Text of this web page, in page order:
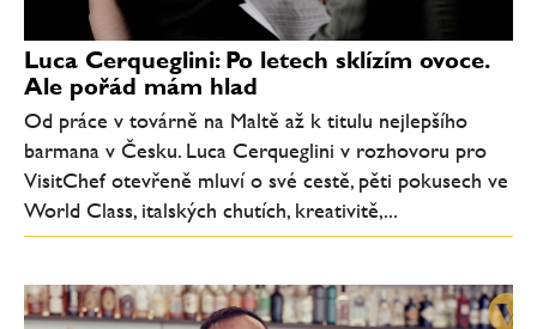
Luca Cerqueglini: Po letech sklízím ovoce.
Ale pořád mám hlad
Od práce v továrně na Maltě až k titulu nejlepšího
barmana v Česku. Luca Cerqueglini v rozhovoru pro
VisitChef otevřeně mluví o své cestě, pěti pokusech ve
World Class, italských chutích, kreativitě,...